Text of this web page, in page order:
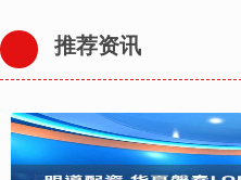
推荐资讯